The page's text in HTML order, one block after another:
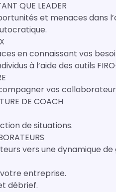
QUE LEADER
et menaces dans
en connaissant vos
à l’aide des outils
vos
DE COACH
de situations.
vers une dynamique de
entreprise.
débrief.